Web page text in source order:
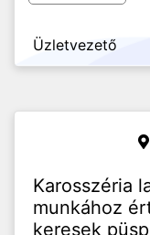
Üzletvezető
Karosszéria
munkához
keresek